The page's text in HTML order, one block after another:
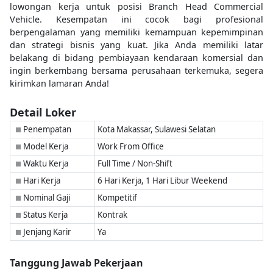
lowongan kerja untuk posisi Branch Head Commercial
Vehicle. Kesempatan ini cocok bagi profesional
berpengalaman yang memiliki kemampuan kepemimpinan
dan strategi bisnis yang kuat. Jika Anda memiliki latar
belakang di bidang pembiayaan kendaraan komersial dan
ingin berkembang bersama perusahaan terkemuka, segera
kirimkan lamaran Anda!
Detail Loker
■ Penempatan Kota Makassar, Sulawesi Selatan
■ Model Kerja Work From Office
■ Waktu Kerja Full Time / Non-Shift
■ Hari Kerja 6 Hari Kerja, 1 Hari Libur Weekend
■ Nominal Gaji Kompetitif
■ Status Kerja Kontrak
■ Jenjang Karir Ya
Tanggung Jawab Pekerjaan